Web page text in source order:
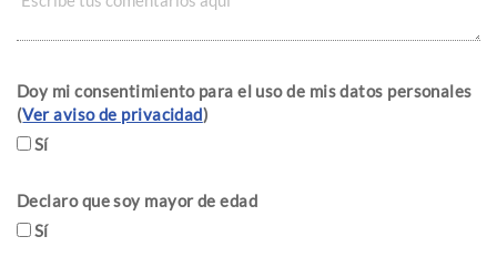
Doy mi consentimiento para el uso de mis datos personales
(Ver aviso de privacidad)
Sí
Declaro que soy mayor de edad
Sí